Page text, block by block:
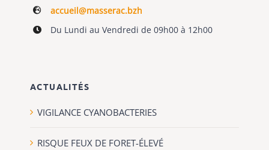
accueil@masserac.bzh
Du Lundi au Vendredi de 09h00 à 12h00
ACTUALITÉS
VIGILANCE CYANOBACTERIES
RISQUE FEUX DE FORET-ÉLEVÉ